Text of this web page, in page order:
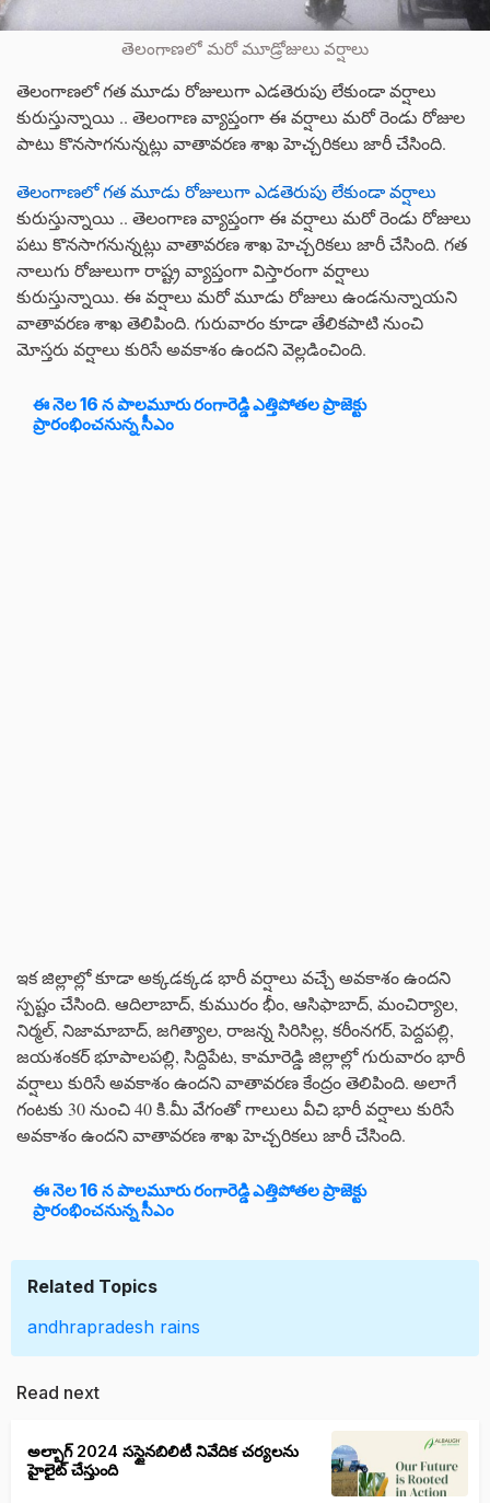
తెలంగాణలో మరో మూడ్రోజులు వర్షాలు
తెలంగాణలో గత మూడు రోజులుగా ఎడతెరుపు లేకుండా వర్షాలు
కురుస్తున్నాయి .. తెలంగాణ వ్యాప్తంగా ఈ వర్షాలు మరో రెండు రోజుల
పాటు కొనసాగనున్నట్లు వాతావరణ శాఖ హెచ్చరికలు జారీ చేసింది.
తెలంగాణలో గత మూడు రోజులుగా ఎడతెరుపు లేకుండా వర్షాలు
కురుస్తున్నాయి .. తెలంగాణ వ్యాప్తంగా ఈ వర్షాలు మరో రెండు రోజులు
పటు కొనసాగనున్నట్లు వాతావరణ శాఖ హెచ్చరికలు జారీ చేసింది. గత
నాలుగు రోజులుగా రాష్ట్ర వ్యాప్తంగా విస్తారంగా వర్షాలు
కురుస్తున్నాయి. ఈ వర్షాలు మరో మూడు రోజులు ఉండనున్నాయని
వాతావరణ శాఖ తెలిపింది. గురువారం కూడా తేలికపాటి నుంచి
మోస్తరు వర్షాలు కురిసే అవకాశం ఉందని వెల్లడించింది.
ఈ నెల 16 న పాలమూరు రంగారెడ్డి ఎత్తిపోతల ప్రాజెక్టు
ప్రారంభించనున్న సీఎం
ఇక జిల్లాల్లో కూడా అక్కడక్కడ భారీ వర్షాలు వచ్చే అవకాశం ఉందని
స్పష్టం చేసింది. ఆదిలాబాద్, కుమురం భీం, ఆసిఫాబాద్, మంచిర్యాల,
నిర్మల్, నిజామాబాద్, జగిత్యాల, రాజన్న సిరిసిల్ల, కరీంనగర్, పెద్దపల్లి,
జయశంకర్ భూపాలపల్లి, సిద్దిపేట, కామారెడ్డి జిల్లాల్లో గురువారం భారీ
వర్షాలు కురిసే అవకాశం ఉందని వాతావరణ కేంద్రం తెలిపింది. అలాగే
గంటకు 30 నుంచి 40 కి.మీ వేగంతో గాలులు వీచి భారీ వర్షాలు కురిసే
అవకాశం ఉందని వాతావరణ శాఖ హెచ్చరికలు జారీ చేసింది.
ఈ నెల 16 న పాలమూరు రంగారెడ్డి ఎత్తిపోతల ప్రాజెక్టు
ప్రారంభించనున్న సీఎం
Related Topics
andhrapradesh rains
Read next
అల్బాగ్ 2024 సస్టైనబిలిటీ నివేదిక చర్యలను
హైలైట్ చేస్తుంది